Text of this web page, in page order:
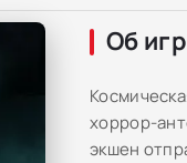
Об
хоррор-
экшен